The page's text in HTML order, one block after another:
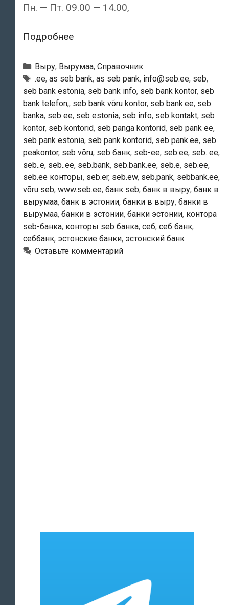
Пн. — Пт. 09.00 — 14.00,
ПодробнееSEB
—
Võru
kontor
Рубрики
Выру, Вырумаа, Справочник
Тэги
.ee, as seb bank, as seb pank, info@seb.ee, seb,
seb bank estonia, seb bank info, seb bank kontor, seb
bank telefon,, seb bank võru kontor, seb bank.ee, seb
banka, seb ee, seb estonia, seb info, seb kontakt, seb
kontor, seb kontorid, seb panga kontorid, seb pank ee,
seb pank estonia, seb pank kontorid, seb pank.ee, seb
peakontor, seb võru, seb банк, seb-ee, seb:ee, seb. ee,
seb..e, seb..ee, seb.bank, seb.bank.ee, seb.e, seb.ee,
seb.ee конторы, seb.er, seb.ew, seb.pank, sebbank.ee,
võru seb, www.seb.ee, банк seb, банк в выру, банк в
вырумаа, банк в эстонии, банки в выру, банки в
вырумаа, банки в эстонии, банки эстонии, контора
seb-банка, конторы seb банка, себ, себ банк,
себбанк, эстонские банки, эстонский банк
Оставьте комментарий